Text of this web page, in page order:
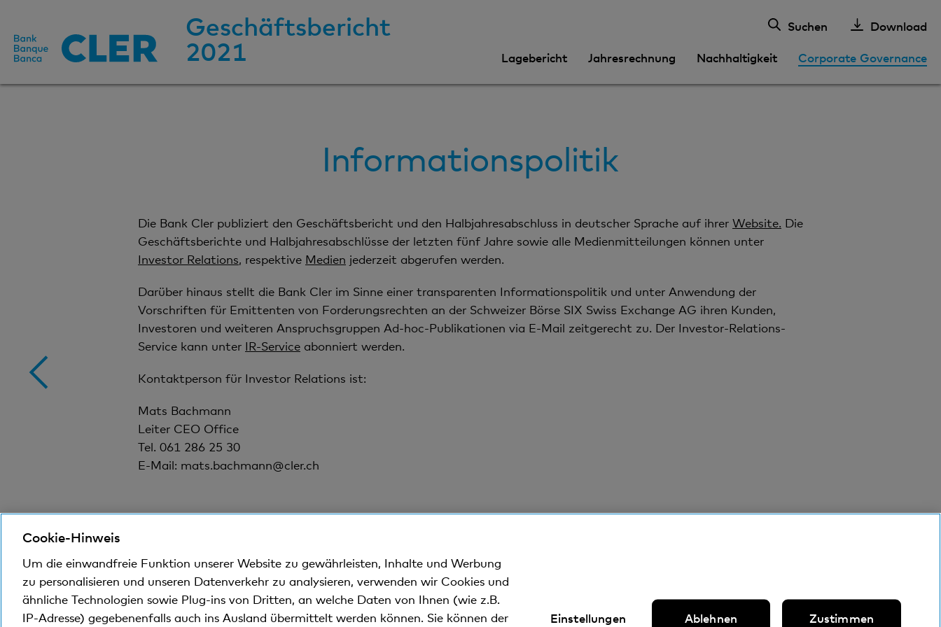
Geschäftsbericht
2021
Suchen
Download
Lagebericht
Jahresrechnung Nachhaltigkeit Corporate Governance
Informationspolitik
Die Bank Cler publiziert den Geschäftsbericht und den Halbjahresabschluss in deutscher Sprache auf ihrer Website. Die
Geschäftsberichte und Halbjahresabschlüsse der letzten fünf Jahre sowie alle Medienmitteilungen können unter
Investor Relations, respektive Medien jederzeit abgerufen werden.
Darüber hinaus stellt die Bank Cler im Sinne einer transparenten Informationspolitik und unter Anwendung der
Vorschriften für Emittenten von Forderungsrechten an der Schweizer Börse SIX Swiss Exchange AG ihren Kunden,
Investoren und weiteren Anspruchsgruppen Ad-hoc-Publikationen via E-Mail zeitgerecht zu. Der
Investor-Relations-
Service kann unter IR-Service abonniert werden.
Kontaktperson für Investor Relations ist:
Mats Bachmann
Leiter CEO Office
Tel. 061 286 25 30
E-Mail: mats.bachmann@cler.ch
Kontakt Folgen Sie uns auf
Cookie-Hinweis
Um die einwandfreie Funktion unserer Website zu gewährleisten, Inhalte und Werbung
zu personalisieren und unseren Datenverkehr zu analysieren, verwenden wir Cookies und
ähnliche Technologien sowie Plug-ins von Dritten, an welche Daten von Ihnen (wie z.B.
IP-Adresse) gegebenenfalls auch ins Ausland übermittelt werden können. Sie können der
Einstellungen Ablehnen Zustimmen